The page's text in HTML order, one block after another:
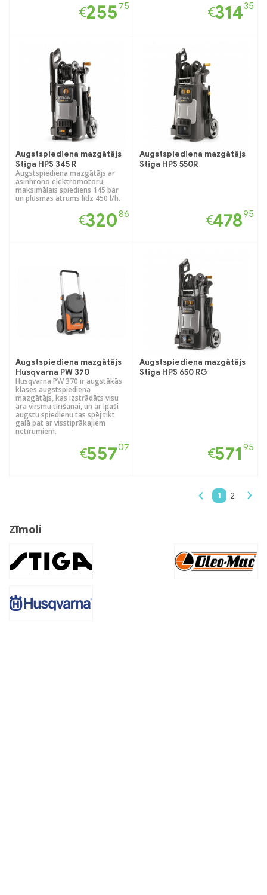
€255 75 €31435
Augstspiediena mazgātājs
Stiga HPS 345 R
Augstspiediena mazgātājs ar
asinhrono elektromotoru,
maksimālais spiediens 145 bar
un plūsmas ātrums līdz 450 l/h.
€32086
Augstspiediena mazgātājs
Stiga HPS 550R
€47895
Augstspiediena mazgātājs
Husqvarna PW 370
Husqvarna PW 370 ir augstākās
klases augstspiediena
mazgātājs, kas izstrādāts visu
āra virsmu tīrīšanai, un ar īpaši
augstu spiedienu tas spēj tikt
galā pat ar visstiprākajiem
netīrumiem.
€55707
Augstspiediena mazgātājs
Stiga HPS 650 RG
€571 95
1 2
Zīmoli